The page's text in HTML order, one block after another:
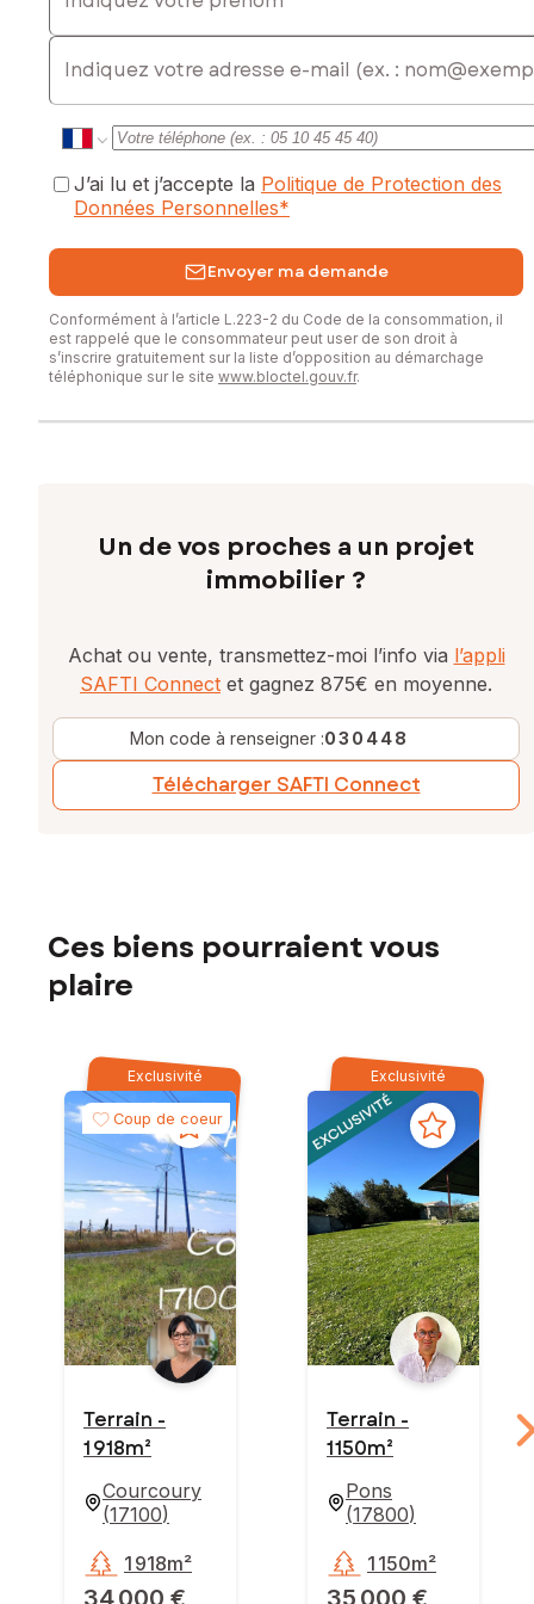
commercial immatriculé au RSAC de SAINTES sous le
numéro 818 934 044
E-mail
J’ai lu et j’accepte la Politique de Protection des
Données Personnelles*
Envoyer ma demande
Conformément à l’article L.223-2 du Code de la consommation, il
est rappelé que le consommateur peut user de son droit à
s’inscrire gratuitement sur la liste d’opposition au démarchage
téléphonique sur le site www.bloctel.gouv.fr.
Un de vos proches a un projet
immobilier ?
Achat ou vente, transmettez-moi l’info via l’appli
SAFTI Connect et gagnez 875€ en moyenne.
Mon code à renseigner :030448
Télécharger SAFTI Connect
Ces biens pourraient vous
plaire
Exclusivité
Coup de coeur
Terrain -
1 918m²
Courcoury
(17100)
34 000 €
1 918m²
Exclusivité
Terrain -
1 150m²
Pons
(17800)
35 000 €
1 150m²